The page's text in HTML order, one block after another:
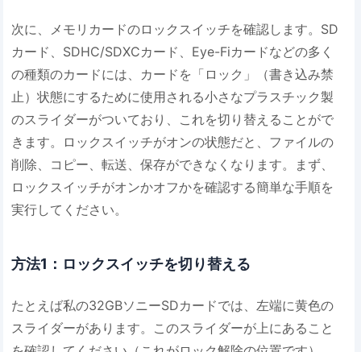
次に、メモリカードのロックスイッチを確認します。SD
カード、SDHC/SDXCカード、Eye-Fiカードなどの多く
の種類のカードには、カードを「ロック」（書き込み禁
止）状態にするために使用される小さなプラスチック製
のスライダーがついており、これを切り替えることがで
きます。ロックスイッチがオンの状態だと、ファイルの
削除、コピー、転送、保存ができなくなります。まず、
ロックスイッチがオンかオフかを確認する簡単な手順を
実行してください。
方法1：ロックスイッチを切り替える
たとえば私の32GBソニーSDカードでは、左端に黄色の
スライダーがあります。このスライダーが上にあること